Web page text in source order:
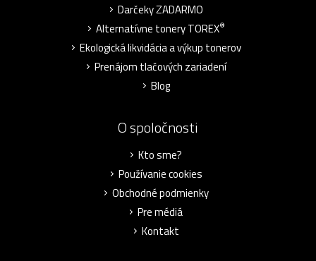
Darčeky ZADARMO
Alternatívne tonery TOREX®
Ekologická likvidácia a výkup tonerov
Prenájom tlačových zariadení
Blog
O spoločnosti
Kto sme?
Používanie cookies
Obchodné podmienky
Pre médiá
Kontakt